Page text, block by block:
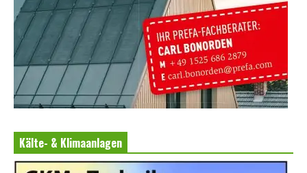
Kälte- & Klimaanlagen